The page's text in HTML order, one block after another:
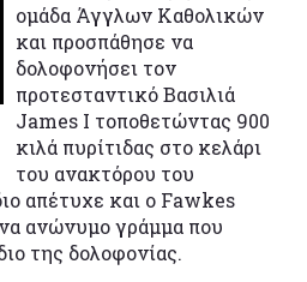
ομάδα Άγγλων Καθολικών
και προσπάθησε να
δολοφονήσει τον
προτεσταντικό Βασιλιά
James Ι τοποθετώντας 900
κιλά πυρίτιδας στο κελάρι
του ανακτόρου του
απέτυχε και ο Fawkes
ανώνυμο γράμμα που
της δολοφονίας.